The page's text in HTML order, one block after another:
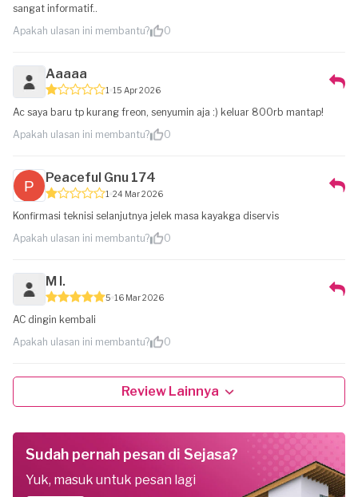
sangat informatif..
Apakah ulasan ini membantu?
0
Aaaaa
1 15 Apr 2026
Ac saya baru tp kurang freon, senyumin aja :) keluar 800rb mantap!
Apakah ulasan ini membantu?
0
Peaceful Gnu 174
1 24 Mar 2026
Konfirmasi teknisi selanjutnya jelek masa kayakga diservis
Apakah ulasan ini membantu?
0
M I.
5 16 Mar 2026
AC dingin kembali
Apakah ulasan ini membantu?
0
Review Lainnya
Sudah pernah pesan di Sejasa?
Yuk, masuk untuk pesan lagi